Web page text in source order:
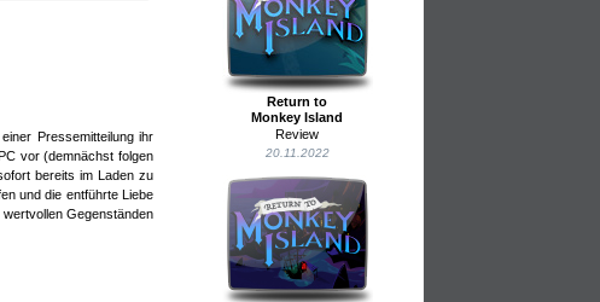
Pressemitteilung ihr
vor (demnächst folgen
bereits im Laden zu
und die entführte Liebe
Gegenständen
Return to
Monkey Island
Review
20.11.2022